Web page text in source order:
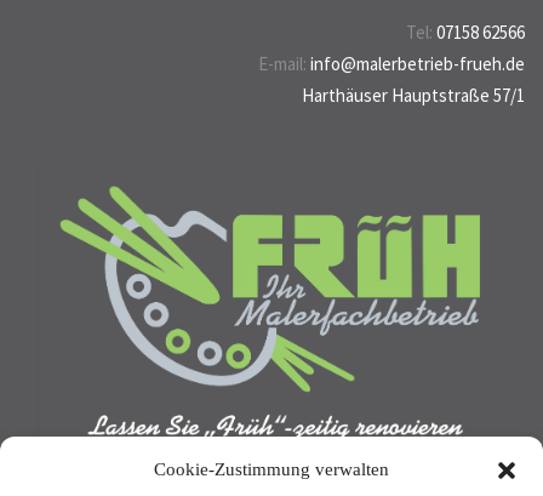
Cookie-Zustimmung verwalten
Tel: 07158 62566
E-mail: info@malerbetrieb-frueh.de
Harthäuser Hauptstraße 57/1